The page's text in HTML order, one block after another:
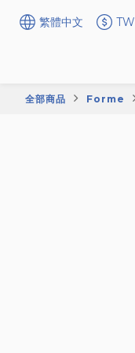
繁體中文
全部商品 Forme